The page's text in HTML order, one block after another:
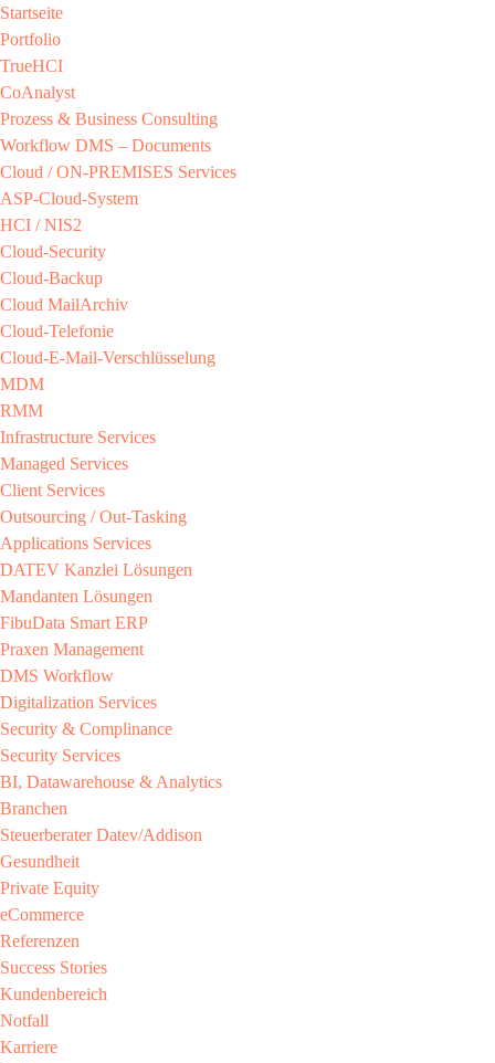
Startseite
Portfolio
TrueHCI
CoAnalyst
Prozess & Business Consulting
Workflow DMS – Documents
Cloud / ON-PREMISES​ Services​
ASP-Cloud-System​
HCI / NIS2​
Cloud-Security​
Cloud-Backup​
Cloud MailArchiv​
Cloud-Telefonie​
Cloud-E-Mail-Verschlüsselung​
MDM​
RMM​
Infrastructure Services
Managed Services​
Client Services​
Outsourcing / Out-Tasking​
Applications Services
DATEV Kanzlei Lösungen​
Mandanten Lösungen​
FibuData Smart ERP​
Praxen Management​
DMS Workflow​
Digitalization Services
Security & Complinance​
Security Services​
BI, Datawarehouse & Analytics
Branchen​
Steuerberater​ Datev/Addison​
Gesundheit​
Private Equity​
eCommerce​
Referenzen​
Success Stories​
Kundenbereich​
Notfall
Karriere​